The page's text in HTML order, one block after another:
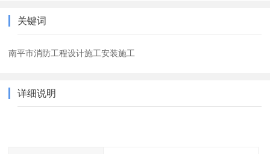
关键词
南平市消防工程设计施工安装施工
详细说明